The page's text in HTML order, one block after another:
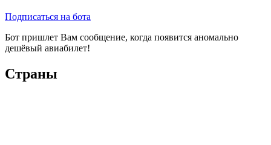
Подписаться на бота
Бот пришлет Вам сообщение, когда появится аномально
дешёвый авиабилет!
Страны